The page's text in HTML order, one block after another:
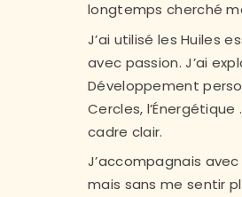
longtemps cherché
J’ai utilisé les Huiles
avec passion. J’ai
Développement
Cercles, l’Énergétique
cadre clair.
J’accompagnais
mais sans me sentir